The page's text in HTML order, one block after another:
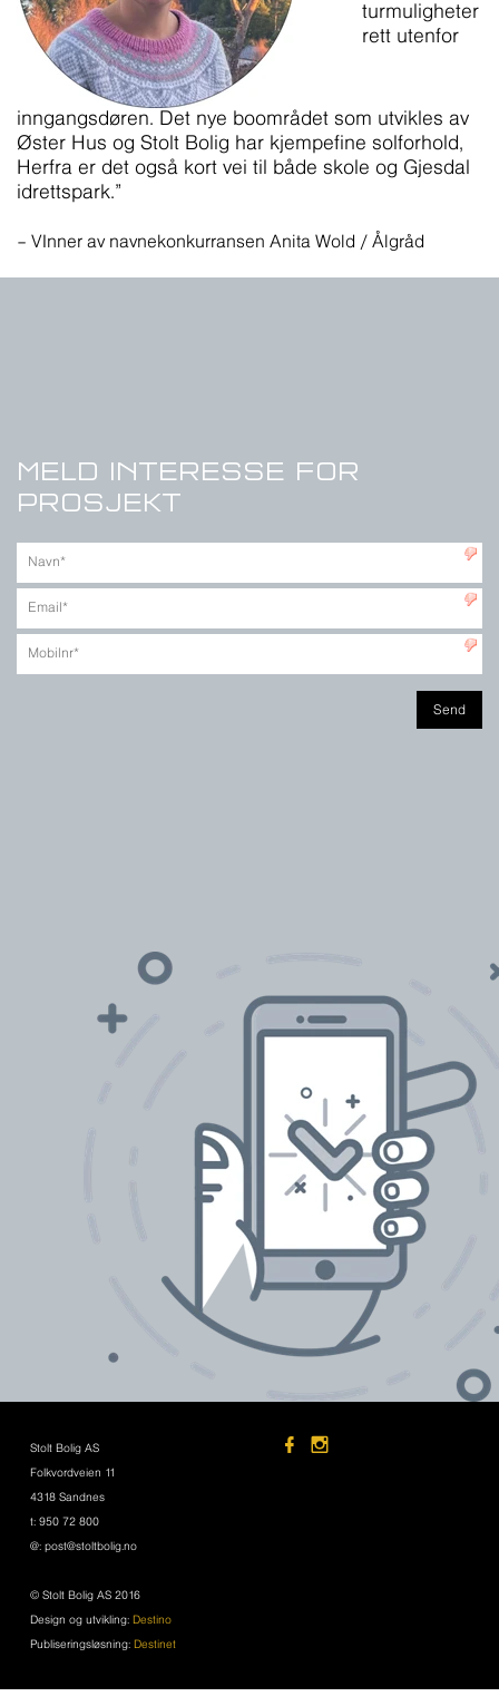
turmuligheter
rett utenfor
inngangsdøren. Det nye boområdet som utvikles av
Øster Hus og Stolt Bolig har kjempefine solforhold,
Herfra er det også kort vei til både skole og Gjesdal
idrettspark.”
– VInner av navnekonkurransen Anita Wold / Ålgråd
MELD INTERESSE FOR
PROSJEKT
Stolt Bolig AS
Folkvordveien 11
4318 Sandnes
t: 950 72 800
@: post@stoltbolig.no
© Stolt Bolig AS 2016
Design og utvikling: Destino
Publiseringsløsning: Destinet